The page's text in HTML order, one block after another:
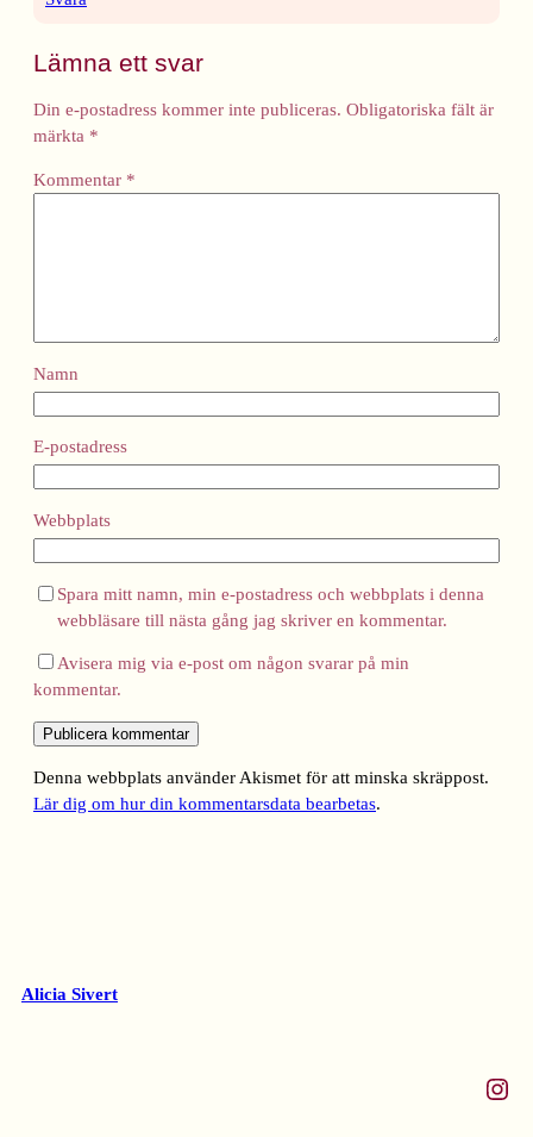
Lämna ett svar
Din e-postadress kommer inte publiceras. Obligatoriska fält är
märkta *
Kommentar *
Namn
E-postadress
Webbplats
Spara mitt namn, min e-postadress och webbplats i denna
webbläsare till nästa gång jag skriver en kommentar.
Avisera mig via e-post om någon svarar på min
kommentar.
Denna webbplats använder Akismet för att minska skräppost.
Lär dig om hur din kommentarsdata bearbetas.
Alicia Sivert
Instagram